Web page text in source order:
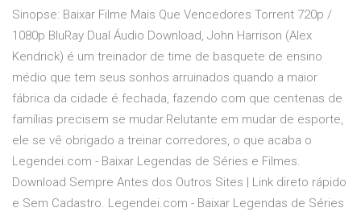
Sinopse: Baixar Filme Mais Que Vencedores Torrent 720p /
1080p BluRay Dual Áudio Download, John Harrison (Alex
Kendrick) é um treinador de time de basquete de ensino
médio que tem seus sonhos arruinados quando a maior
fábrica da cidade é fechada, fazendo com que centenas de
famílias precisem se mudar.Relutante em mudar de esporte,
ele se vê obrigado a treinar corredores, o que acaba o
Legendei.com - Baixar Legendas de Séries e Filmes.
Download Sempre Antes dos Outros Sites | Link direto rápido
e Sem Cadastro. Legendei.com - Baixar Legendas de Séries